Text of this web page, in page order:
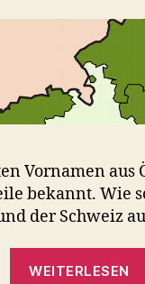
Vornamen aus
bekannt. Wie
der Schweiz
WEITERLESEN